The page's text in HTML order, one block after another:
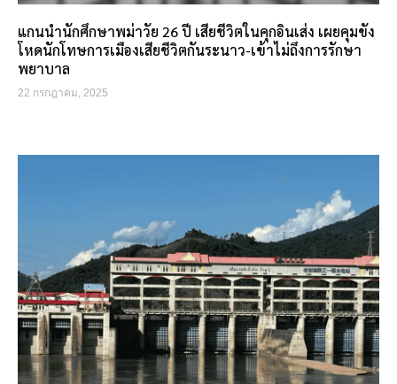
แกนนำนักศึกษาพม่าวัย 26 ปี เสียชีวิตในคุกอินเส่ง เผยคุมขัง
โหดนักโทษการเมืองเสียชีวิตกันระนาว-เข้าไม่ถึงการรักษา
พยาบาล
22 กรกฎาคม, 2025